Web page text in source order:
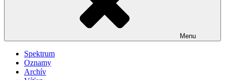
Menu
Spektrum
Oznamy
Archív